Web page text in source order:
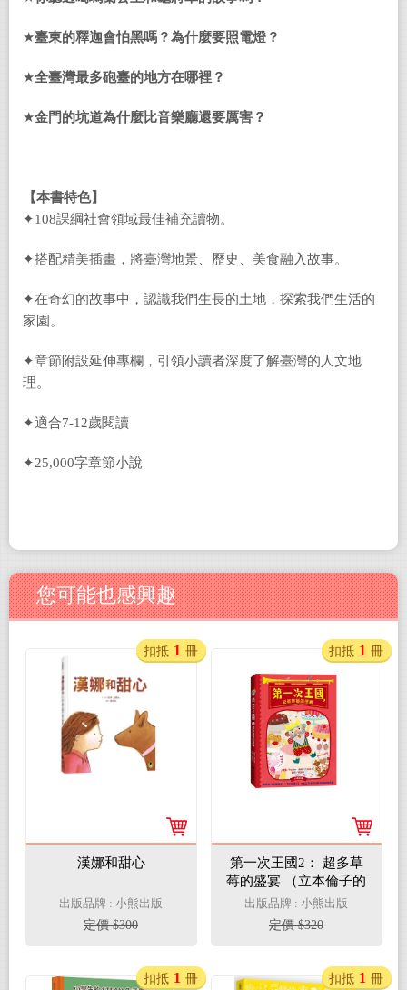
★臺東的釋迦會怕黑嗎？為什麼要照電燈？
★全臺灣最多砲臺的地方在哪裡？
★金門的坑道為什麼比音樂廳還要厲害？
【本書特色】
✦108課綱社會領域最佳補充讀物。
✦搭配精美插畫，將臺灣地景、歷史、美食融入故事。
✦在奇幻的故事中，認識我們生長的土地，探索我們生活的
家園。
✦章節附設延伸專欄，引領小讀者深度了解臺灣的人文地
理。
✦適合7-12歲閱讀
✦25,000字章節小說
您可能也感興趣
漢娜和甜心
出版品牌 : 小熊出版
定價 $300
扣抵 1 冊
第一次王國2： 超多草
莓的盛宴 （立本倫子的
數學唱遊橋梁書）
出版品牌 : 小熊出版
定價 $320
扣抵 1 冊
扣抵 1 冊 扣抵 1 冊